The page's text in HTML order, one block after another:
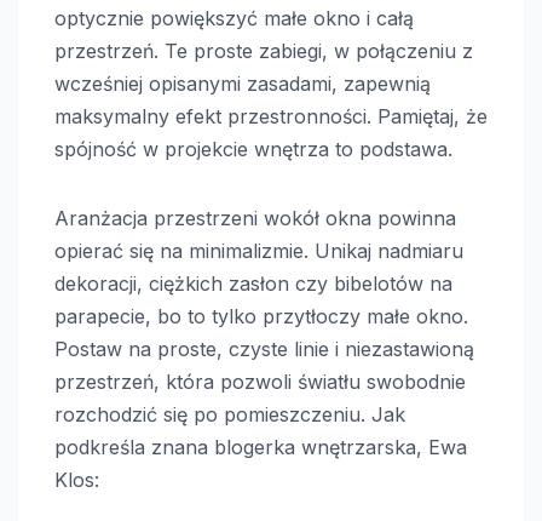
optycznie powiększyć małe okno i całą
przestrzeń. Te proste zabiegi, w połączeniu z
wcześniej opisanymi zasadami, zapewnią
maksymalny efekt przestronności. Pamiętaj, że
spójność w projekcie wnętrza to podstawa.
Aranżacja przestrzeni wokół okna powinna
opierać się na minimalizmie. Unikaj nadmiaru
dekoracji, ciężkich zasłon czy bibelotów na
parapecie, bo to tylko przytłoczy małe okno.
Postaw na proste, czyste linie i niezastawioną
przestrzeń, która pozwoli światłu swobodnie
rozchodzić się po pomieszczeniu. Jak
podkreśla znana blogerka wnętrzarska, Ewa
Klos: